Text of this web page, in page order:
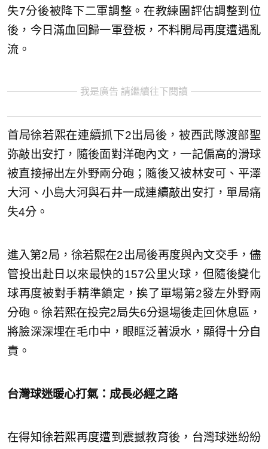
失7分後被降下二軍調整。在教練團評估調整到位
後，今日滿血回歸一軍登板，不料開局再度遭遇亂
流。
我是廣告 請繼續往下閱讀
首局徐若熙在連續抓下2出局後，被西武隊渡部聖
弥敲出安打，隨後面對洋砲內文，一記偏高的滑球
被直接掃出左外野兩分砲；隨後又被林安可、平澤
大河、小島大河與石井一成連續敲出安打，單局痛
失4分。
進入第2局，徐若熙在2出局後再度與內文交手，儘
管投出赴日以來最快的157公里火球，但隨後變化
球再度被對手精準鎖定，挨了單場第2發左外野兩
分砲。徐若熙在投完2局失6分退場後走回休息區，
將臉深深埋在毛巾中，眼眶泛著淚水，顯得十分自
責。
台灣球迷暖心打氣：成長必經之路
在得知徐若熙再度遭到震撼教育後，台灣球迷紛紛